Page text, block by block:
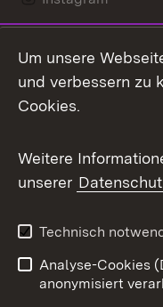
Mastodon
Messenger
Social Wall
X / Twitter
Youtube
Um unsere
und verbessern zu
Cookies.
Weitere
unserer
Technisch
Analyse-Cookies
anonymisiert